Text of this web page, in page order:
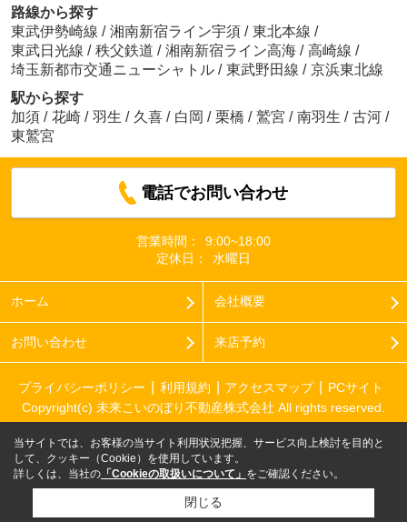
路線から探す
東武伊勢崎線 / 湘南新宿ライン宇須 / 東北本線 /
東武日光線 / 秩父鉄道 / 湘南新宿ライン高海 / 高崎線 /
埼玉新都市交通ニューシャトル / 東武野田線 / 京浜東北線
駅から探す
加須 / 花崎 / 羽生 / 久喜 / 白岡 / 栗橋 / 鷲宮 / 南羽生 / 古河 /
東鷲宮
電話でお問い合わせ
営業時間：
9:00~18:00
定休日：
水曜日
ホーム 会社概要
お問い合わせ 来店予約
プライバシーポリシー 利用規約 アクセスマップ
PCサイト
Copyright(c) 未来こいのぼり不動産株式会社 All rights reserved.
当サイトでは、お客様の当サイト利用状況把握、サービス向上検討を目的と
して、クッキー（Cookie）を使用しています。
詳しくは、当社の 「Cookieの取扱いについて」 をご確認ください。
閉じる